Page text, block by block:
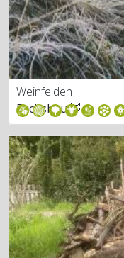
Weinfelden
Fuchsbau 🦊